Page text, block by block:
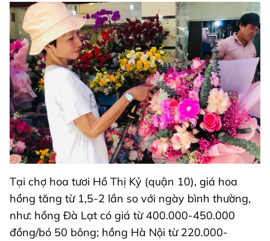
Tại chợ hoa tươi Hồ Thị Kỷ (quận 10), giá hoa
hồng tăng từ 1,5-2 lần so với ngày bình thường,
như: hồng Đà Lạt có giá từ 400.000-450.000
đồng/bó 50 bông; hồng Hà Nội từ 220.000-